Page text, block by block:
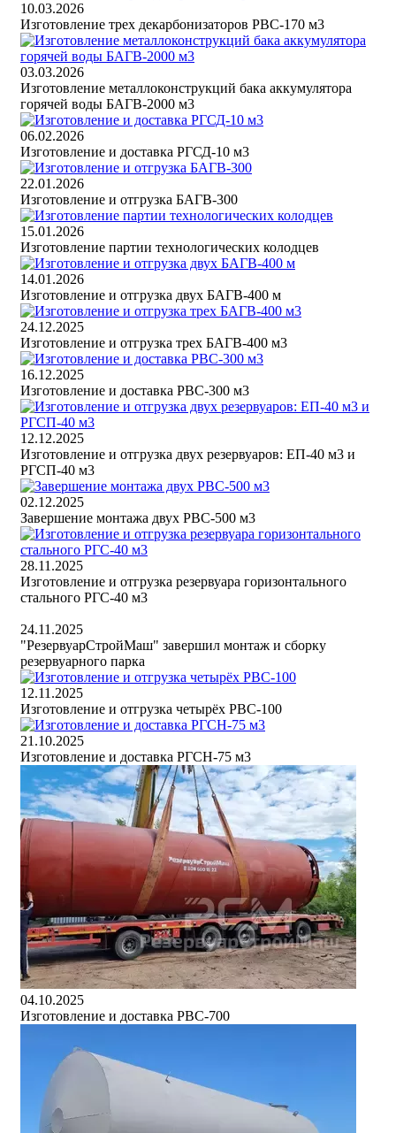
10.03.2026
Изготовление трех декарбонизаторов РВС-170 м3
03.03.2026
Изготовление металлоконструкций бака аккумулятора
горячей воды БАГВ-2000 м3
06.02.2026
Изготовление и доставка РГСД-10 м3
22.01.2026
Изготовление и отгрузка БАГВ-300
15.01.2026
Изготовление партии технологических колодцев
14.01.2026
Изготовление и отгрузка двух БАГВ-400 м
24.12.2025
Изготовление и отгрузка трех БАГВ-400 м3
16.12.2025
Изготовление и доставка РВС-300 м3
12.12.2025
Изготовление и отгрузка двух резервуаров: ЕП-40 м3 и
РГСП-40 м3
02.12.2025
Завершение монтажа двух РВС-500 м3
28.11.2025
Изготовление и отгрузка резервуара горизонтального
стального РГС-40 м3
24.11.2025
"РезервуарСтройМаш" завершил монтаж и сборку
резервуарного парка
12.11.2025
Изготовление и отгрузка четырёх РВС-100
21.10.2025
Изготовление и доставка РГСН-75 м3
04.10.2025
Изготовление и доставка РВС-700